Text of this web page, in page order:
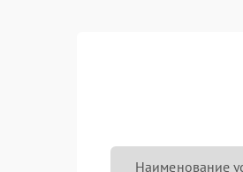
Наименование